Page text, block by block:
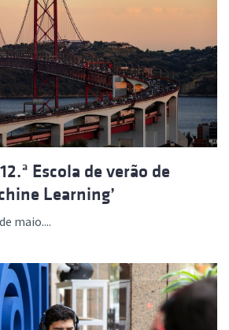
Escola de verão de
Learning’
maio....